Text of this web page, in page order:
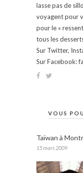
lasse pas de
voyagent pour
pour le «
tous les
Sur Twitter,
Sur Facebook:
VOUS
Taïwan à
15 mars 2009